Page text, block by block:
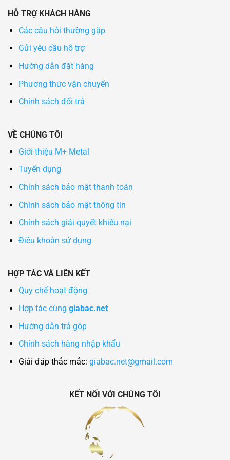
HỖ TRỢ KHÁCH HÀNG
Các câu hỏi thường gặp
Gửi yêu cầu hỗ trợ
Hướng dẫn đặt hàng
Phương thức vận chuyển
Chính sách đổi trả
VỀ CHÚNG TÔI
Giới thiệu M+ Metal
Tuyển dụng
Chính sách bảo mật thanh toán
Chính sách bảo mật thông tin
Chính sách giải quyết khiếu nại
Điều khoản sử dụng
HỢP TÁC VÀ LIÊN KẾT
Quy chế hoạt động
Hợp tác cùng giabac.net
Hướng dẫn trả góp
Chính sách hàng nhập khẩu
Giải đáp thắc mắc: giabac.net@gmail.com
KẾT NỐI VỚI CHÚNG TÔI